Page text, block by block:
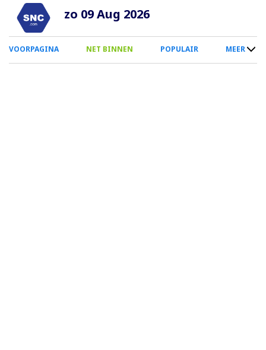
Overslaan
naar
inhoud
zo 09 Aug 2026
0
Smartphone
VOORPAGINA NET BINNEN POPULAIR MEER